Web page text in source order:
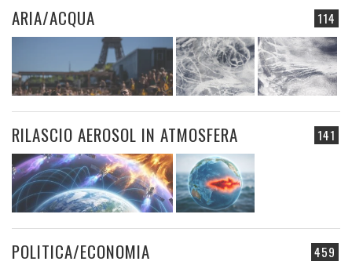
114
ARIA/ACQUA
141
RILASCIO AEROSOL IN ATMOSFERA
459
POLITICA/ECONOMIA